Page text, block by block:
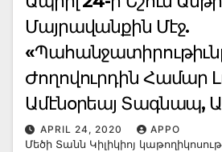
Մայրավանքին Մէջ.
Ժողովուրդին Համար
Ամէնօրեայ Տագնապ,
Ձգտում Է» Արամ Ա.
APRIL 24, 2020
APPO
Մեծի Տանն Կիլիկիոյ